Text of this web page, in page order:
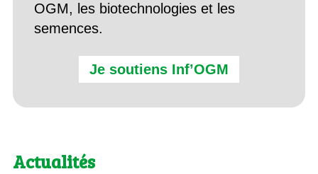
OGM, les biotechnologies et les
semences.
Je soutiens Inf’OGM
Actualités